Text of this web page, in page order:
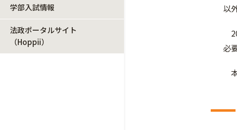
学部入試情報
法政ポータルサイト
（Hoppii）
以
必